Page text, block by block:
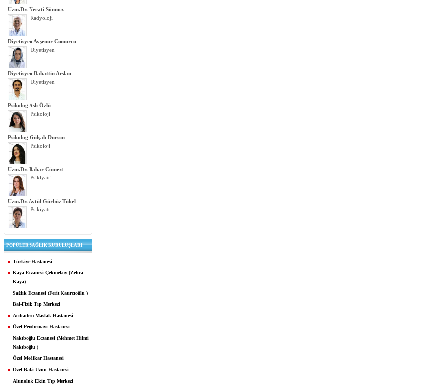
Uzm.Dr. Necati Sönmez
Radyoloji
Diyetisyen Ayşenur Cumurcu
Diyetisyen
Diyetisyen Bahattin Arslan
Diyetisyen
Psikolog Aslı Özlü
Psikoloji
Psikolog Gülşah Dursun
Psikoloji
Uzm.Dr. Bahar Cömert
Psikiyatri
Uzm.Dr. Aytül Gürbüz Tükel
Psikiyatri
POPÜLER SAĞLIK KURULUŞLARI
Türkiye Hastanesi
Kaya Eczanesi Çekmeköy (Zehra
Kaya)
Sağlık Eczanesi (Ferit Katırcıoğlu )
Bal-Fizik Tıp Merkezi
Acıbadem Maslak Hastanesi
Özel Pembemavi Hastanesi
Nakıboğlu Eczanesi (Mehmet Hilmi
Nakıboğlu )
Özel Medikar Hastanesi
Özel Baki Uzun Hastanesi
Altınoluk Ekin Tıp Merkezi